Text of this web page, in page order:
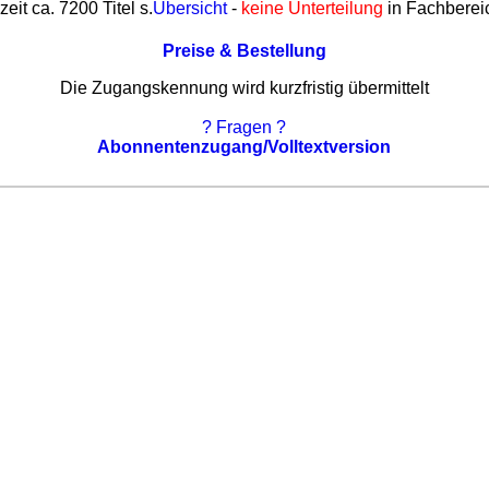
ca. 7200 Titel s.Übersicht- keine Unterteilung in
Preise & Bestellung
Die Zugangskennung wird kurzfristig übermittelt
? Fragen ?
Abonnentenzugang/Volltextversion